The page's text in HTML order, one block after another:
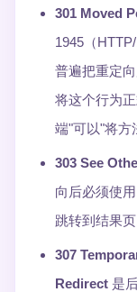
301 Moved
1945（
普遍把重定
将这个行为
端"可以"将方
303 See
向后必须使
跳转到结果页
307
Redirect 是